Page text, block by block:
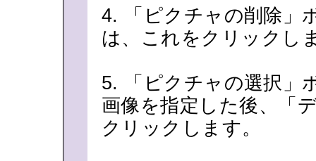
4. 「ピクチャの削除」
は、これをクリックし
5. 「ピクチャの選択」
画像を指定した後、「
クリックします。